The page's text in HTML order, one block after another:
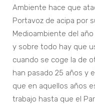
Ambiente hace que
Portavoz de acipa por
Medioambiente del
y sobre todo hay que
cuando se coge la de
han pasado 25 años y
que en aquellos años
trabajo hasta que el